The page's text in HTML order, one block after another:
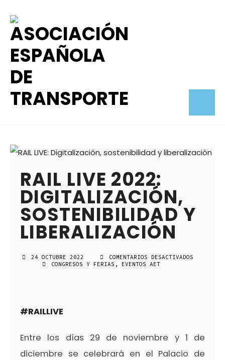
RAIL LIVE 2022:
DIGITALIZACIÓN,
SOSTENIBILIDAD Y
LIBERALIZACIÓN
24 OCTUBRE 2022
COMENTARIOS DESACTIVADOS
LIBERALIZACIÓN
CONGRESOS Y FERIAS , EVENTOS AET
#RAILLIVE
Entre los días 29 de noviembre y 1 de
diciembre se celebrará en el Palacio de